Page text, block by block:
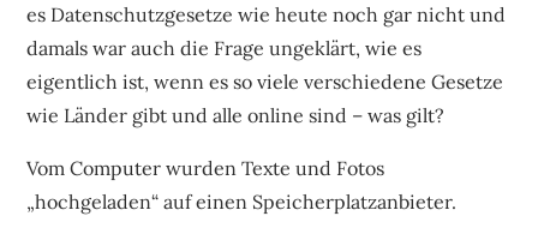
es Datenschutzgesetze wie heute noch gar nicht und
damals war auch die Frage ungeklärt, wie es
eigentlich ist, wenn es so viele verschiedene Gesetze
wie Länder gibt und alle online sind – was gilt?
Vom Computer wurden Texte und Fotos
„hochgeladen“ auf einen Speicherplatzanbieter.